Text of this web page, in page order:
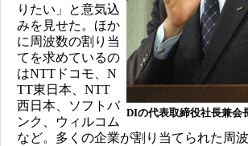
DIの代表取締役社長兼会
りたい」と意気込
みを見せた。ほか
に周波数の割り当
てを求めているの
はNTTドコモ、N
TT東日本、NTT
西日本、ソフトバ
ンク、ウィルコム
など。多くの企業が割り当てられた周